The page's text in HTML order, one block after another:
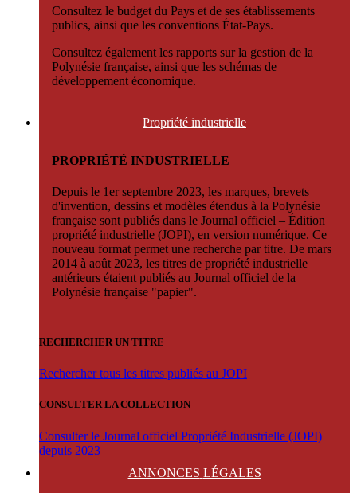
Consultez le budget du Pays et de ses établissements
publics, ainsi que les conventions État-Pays.
Consultez également les rapports sur la gestion de la
Polynésie française, ainsi que les schémas de
développement économique.
Propriété industrielle
PROPRIÉTÉ INDUSTRIELLE
Depuis le 1er septembre 2023, les marques, brevets
d'invention, dessins et modèles étendus à la Polynésie
française sont publiés dans le Journal officiel – Édition
propriété industrielle (JOPI), en version numérique. Ce
nouveau format permet une recherche par titre. De mars
2014 à août 2023, les titres de propriété industrielle
antérieurs étaient publiés au Journal officiel de la
Polynésie française "papier".
RECHERCHER UN TITRE
Rechercher tous les titres publiés au JOPI
CONSULTER LA COLLECTION
Consulter le Journal officiel Propriété Industrielle (JOPI)
depuis 2023
ANNONCES LÉGALES